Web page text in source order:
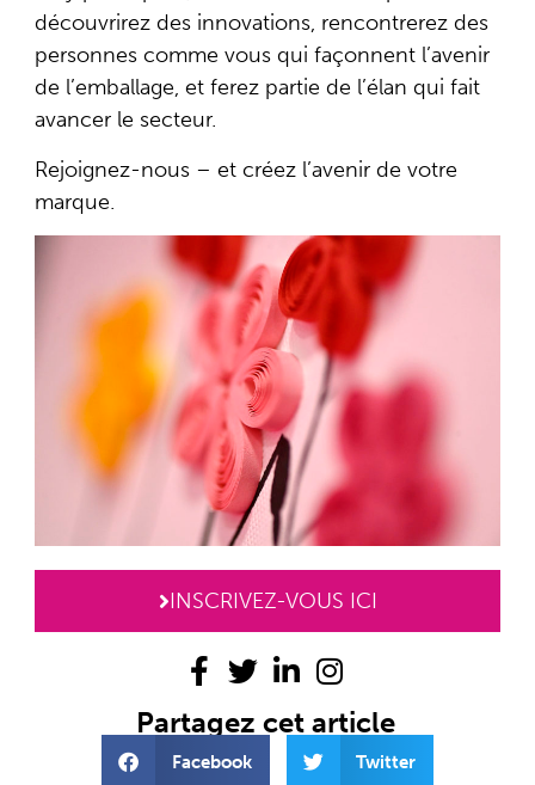
découvrirez des innovations, rencontrerez des
personnes comme vous qui façonnent l’avenir
de l’emballage, et ferez partie de l’élan qui fait
avancer le secteur.
Rejoignez-nous – et créez l’avenir de votre
marque.
INSCRIVEZ-VOUS ICI
Partagez cet article
Facebook Twitter